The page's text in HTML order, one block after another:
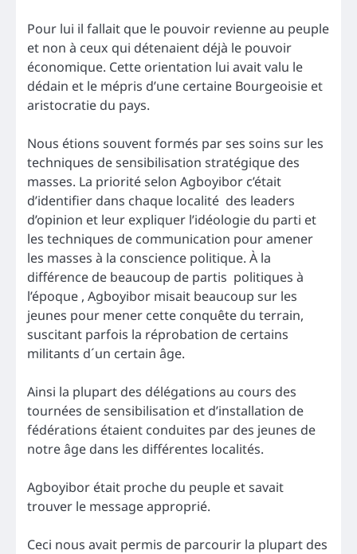
Pour lui il fallait que le pouvoir revienne au peuple
et non à ceux qui détenaient déjà le pouvoir
économique. Cette orientation lui avait valu le
dédain et le mépris d’une certaine Bourgeoisie et
aristocratie du pays.
Nous étions souvent formés par ses soins sur les
techniques de sensibilisation stratégique des
masses. La priorité selon Agboyibor c’était
d’identifier dans chaque localité des leaders
d’opinion et leur expliquer l’idéologie du parti et
les techniques de communication pour amener
les masses à la conscience politique. À la
différence de beaucoup de partis politiques à
l’époque , Agboyibor misait beaucoup sur les
jeunes pour mener cette conquête du terrain,
suscitant parfois la réprobation de certains
militants d´un certain âge.
Ainsi la plupart des délégations au cours des
tournées de sensibilisation et d’installation de
fédérations étaient conduites par des jeunes de
notre âge dans les différentes localités.
Agboyibor était proche du peuple et savait
trouver le message approprié.
Ceci nous avait permis de parcourir la plupart des